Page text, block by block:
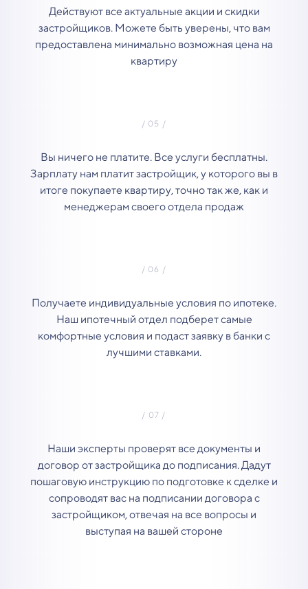
Действуют все актуальные акции и скидки
застройщиков. Можете быть уверены, что вам
предоставлена минимально возможная цена на
квартиру
Вы ничего не платите. Все услуги бесплатны.
Зарплату нам платит застройщик, у которого вы в
итоге покупаете квартиру, точно так же, как и
менеджерам своего отдела продаж
Получаете индивидуальные условия по ипотеке.
Наш ипотечный отдел подберет самые
комфортные условия и подаст заявку в банки с
лучшими ставками.
Наши эксперты проверят все документы и
договор от застройщика до подписания. Дадут
пошаговую инструкцию по подготовке к сделке и
сопроводят вас на подписании договора с
застройщиком, отвечая на все вопросы и
выступая на вашей стороне